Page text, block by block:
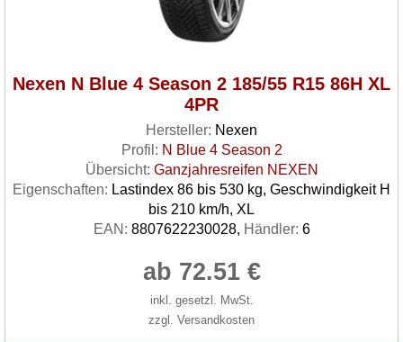
Nexen N Blue 4 Season 2 185/55 R15 86H XL
4PR
Hersteller: Nexen
Profil: N Blue 4 Season 2
Übersicht: Ganzjahresreifen NEXEN
Eigenschaften: Lastindex 86 bis 530 kg, Geschwindigkeit H
bis 210 km/h, XL
EAN: 8807622230028, Händler: 6
ab 72.51 €
inkl. gesetzl. MwSt.
zzgl. Versandkosten